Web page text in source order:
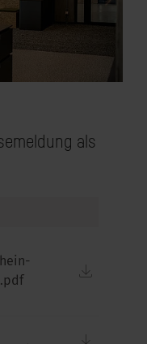
als